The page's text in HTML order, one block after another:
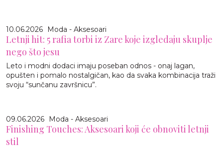
10.06.2026 Moda - Aksesoari
Letnji hit: 5 rafia torbi iz Zare koje izgledaju skuplje
nego što jesu
Leto i modni dodaci imaju poseban odnos - onaj lagan,
opušten i pomalo nostalgičan, kao da svaka kombinacija traži
svoju “sunčanu završnicu”.
09.06.2026 Moda - Aksesoari
Finishing Touches: Aksesoari koji će obnoviti letnji
stil